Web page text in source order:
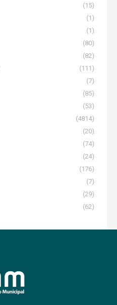
(15)
(1)
(1)
(80)
(82)
(111)
(7)
(85)
(53)
(4814)
(20)
(74)
(24)
(176)
(7)
(29)
(62)